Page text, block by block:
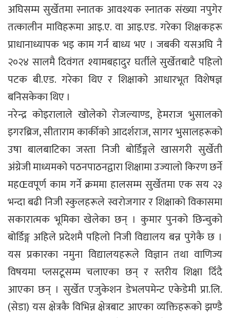
अघिसम्म सुर्खेतमा स्नातक आवश्यक स्नातक संख्या नपुगेर
तत्कालीन माविहरूमा आइ.ए. वा आइ.एड. गरेका शिक्षकहरू
प्राधानाध्यापक भइ काम गर्न बाध्य भए । जबकी यसअघि नै
२०२४ सालमै दिवंगत श्यामबहादुर घर्तीले सुर्खेतबाटै पहिलो
पटक बी.एड. गरेका थिए र शिक्षाको आधारभूत विशेषज्ञ
बनिसकेका थिए ।
नरेन्द्र कोइरालाले खोलेको रोजल्याण्ड, हेमराज भुसालको
इगरब्रिज, सीताराम कार्कीको आदर्शराज, सागर भुसालहरूको
उषा बालबाटिका जस्ता निजी बोर्डिङ्गले खासगरी सुर्खेती
अंग्रेजी माध्यमको पठनपाठनद्वारा शिक्षामा उज्यालो किरण छर्ने
महŒवपूर्ण काम गर्ने क्रममा हालसम्म सुर्खेतमा एक सय २३
भन्दा बढी निजी स्कुलहरूले स्वरोजगार र शिक्षाको विकासमा
सकारात्मक भूमिका खेलेका छन् । कुमार पुनको छिन्चुको
बोर्डिङ्ग अहिले प्रदेशमै पहिलो निजी विद्यालय बन्न पुगेकै छ ।
यस प्रकारका नमुना विद्यालयहरूले विज्ञान तथा वाणिज्य
विषयमा प्लसटूसम्म चलाएका छन् र स्तरीय शिक्षा दिँदै
आएका छन् । सुर्खेत एजुकेशन डेभलपमेन्ट एकेडेमी प्रा.लि.
(सेडा) यस क्षेत्रकै विभिन्न क्षेत्रबाट आएका व्यक्तिहरूको झण्डै